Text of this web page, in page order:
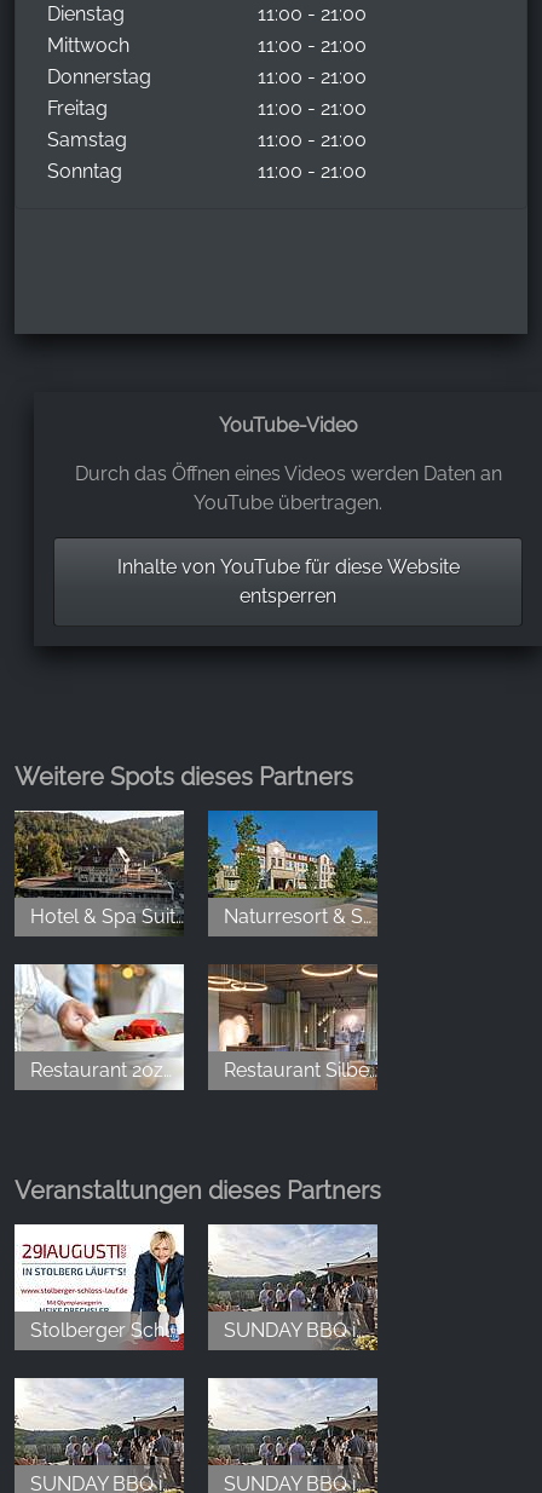
Dienstag
11:00 - 21:00
Mittwoch
11:00 - 21:00
Donnerstag
11:00 - 21:00
Freitag
11:00 - 21:00
Samstag
11:00 - 21:00
Sonntag
11:00 - 21:00
YouTube-Video
Durch das Öffnen eines Videos werden Daten an
YouTube übertragen.
Inhalte von YouTube für diese Website
entsperren
Weitere Spots dieses Partners
Hotel & Spa Suiten FreiWerk Naturresort & Spa Schindelbruch
Restaurant 20zwanzig im FreiWerk Restaurant Silberstreif
Veranstaltungen dieses Partners
Stolberger Schloss-Lauf SUNDAY BBQ im Hotel & Spa Suiten FreiWerk
SUNDAY BBQ im Hotel & Spa Suiten FreiWerk SUNDAY BBQ im Hotel & Spa Suiten FreiWerk